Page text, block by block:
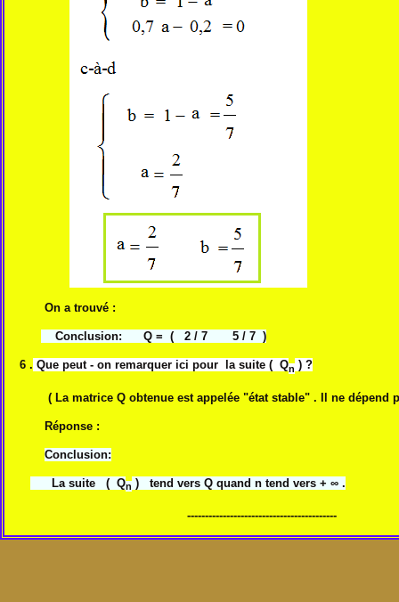
On a trouvé :
Conclusion: Q = ( 2 / 7 5 / 7 )
6 . Que peut - on remarquer ici pour la suite ( Qn ) ?
( La matrice Q obtenue est appelée "état stable" . Il ne dépend
Réponse :
Conclusion:
La suite ( Qn ) tend vers Q quand n tend vers + ∞ .
------------------------------------------